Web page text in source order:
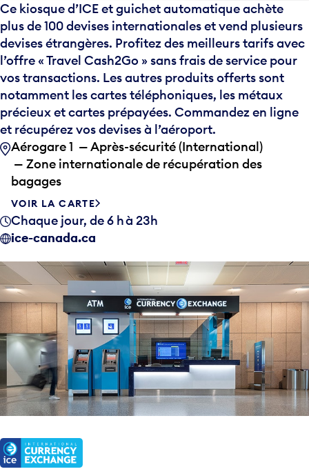
Ce kiosque d’ICE et guichet automatique achète
plus de 100 devises internationales et vend plusieurs
devises étrangères. Profitez des meilleurs tarifs avec
l’offre « Travel Cash2Go » sans frais de service pour
vos transactions. Les autres produits offerts sont
notamment les cartes téléphoniques, les métaux
précieux et cartes prépayées. Commandez en ligne
et récupérez vos devises à l’aéroport.
Aérogare 1 — Après-sécurité (International)
— Zone internationale de récupération des
bagages
VOIR LA CARTE
Chaque jour, de 6 h à 23h
ice-canada.ca